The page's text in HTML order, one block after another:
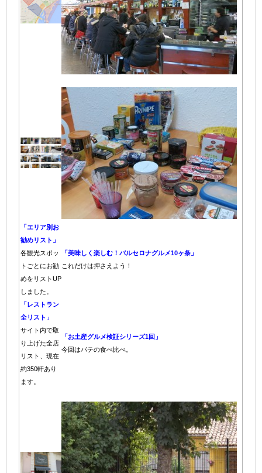
「エリア別お
勧めリスト」
各観光スポッ
トごとにお勧
めをリストUP
しました。
「美味しく楽しむ！バルセロナグルメ10ヶ条」
これだけは押さえよう！
「レストラン
全リスト」
サイト内で取
り上げた全店
リスト、現在
約350軒あり
ます。
「お土産グルメ検証シリーズ1回」
今回はパテの食べ比べ。